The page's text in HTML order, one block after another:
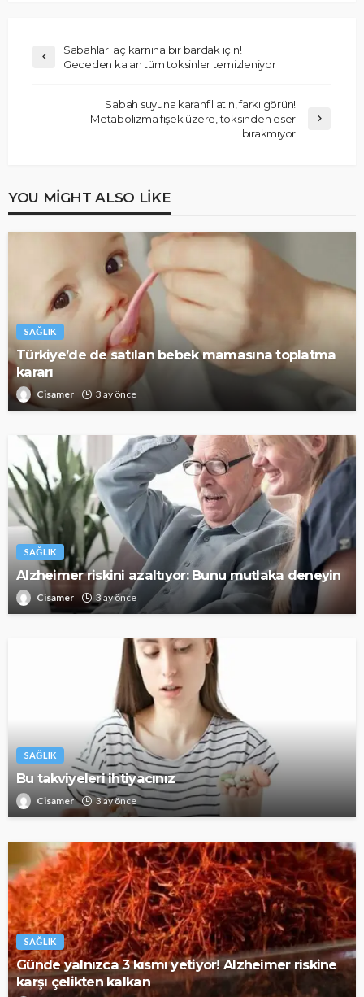
Sabahları aç karnına bir bardak için!
Geceden kalan tüm toksinler temizleniyor
Sabah suyuna karanfil atın, farkı görün!
Metabolizma fişek üzere, toksinden eser
bırakmıyor
YOU MIGHT ALSO LIKE
SAĞLIK
Türkiye’de de satılan bebek mamasına toplatma
kararı
Cisamer 3 ay önce
SAĞLIK
Alzheimer riskini azaltıyor: Bunu mutlaka deneyin
Cisamer 3 ay önce
SAĞLIK
Bu takviyeleri ihtiyacınız
Cisamer 3 ay önce
SAĞLIK
Günde yalnızca 3 kısmı yetiyor! Alzheimer riskine
karşı çelikten kalkan